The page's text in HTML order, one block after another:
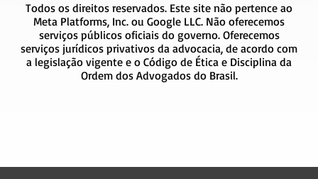
Todos os direitos reservados. Este site não pertence ao
Meta Platforms, Inc. ou Google LLC. Não oferecemos
serviços públicos oficiais do governo. Oferecemos
serviços jurídicos privativos da advocacia, de acordo com
a legislação vigente e o Código de Ética e Disciplina da
Ordem dos Advogados do Brasil.